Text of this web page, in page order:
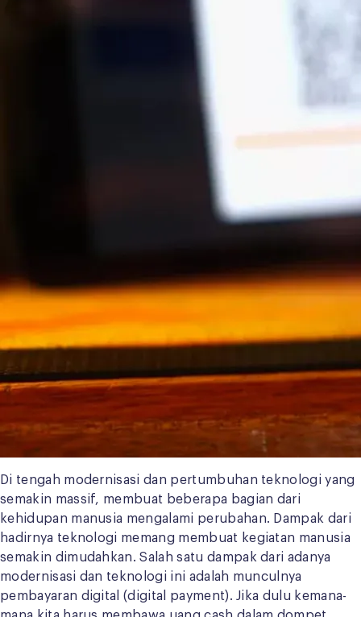
Di tengah modernisasi dan pertumbuhan teknologi yang
semakin massif, membuat beberapa bagian dari
kehidupan manusia mengalami perubahan. Dampak dari
hadirnya teknologi memang membuat kegiatan manusia
semakin dimudahkan. Salah satu dampak dari adanya
modernisasi dan teknologi ini adalah munculnya
pembayaran digital (digital payment). Jika dulu kemana-